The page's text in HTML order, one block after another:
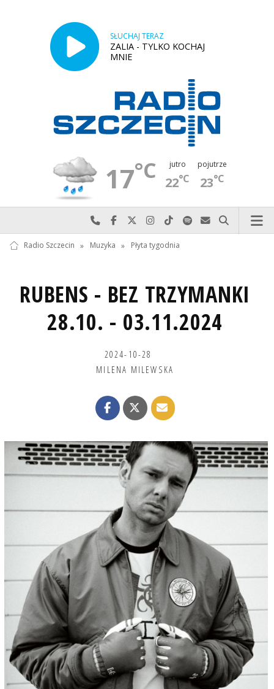
SŁUCHAJ TERAZ
ZALIA - TYLKO KOCHAJ
MNIE
17°C jutro
22°C
pojutrze
23°C
Najlepiej po prostu do nas zadzwoń
Odwiedź nas na Facebook-u
Odwiedź nas na X
Odwiedź nas na Instagram-ie
Odwiedź nas na TikTok-u
Szukaj nas na Spotify
Wyślij do nas
Szukaj
Radio Szczecin » Muzyka » Płyta tygodnia
RUBENS - BEZ TRZYMANKI
28.10. - 03.11.2024
2024-10-28
MILENA MILEWSKA